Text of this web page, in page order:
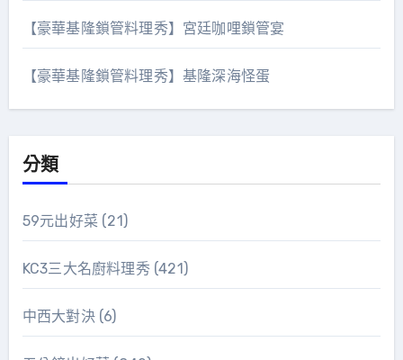
【豪華基隆鎖管料理秀】宮廷咖哩鎖管宴
【豪華基隆鎖管料理秀】基隆深海怪蛋
分類
59元出好菜 (21)
KC3三大名廚料理秀(421)
中西大對決(6)